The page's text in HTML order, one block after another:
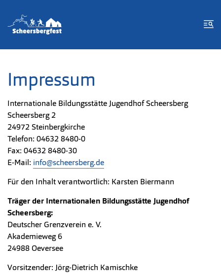
Zum Inhalt springen
Zur Fußzeile springen
Impressum
Internationale Bildungsstätte Jugendhof Scheersberg
Scheersberg 2
24972 Steinbergkirche
Telefon: 04632 8480-0
Fax: 04632 8480-30
E-Mail: info@scheersberg.de
Für den Inhalt verantwortlich: Karsten Biermann
Träger der Internationalen Bildungsstätte Jugendhof
Scheersberg:
Deutscher Grenzverein e. V.
Akademieweg 6
24988 Oeversee
Vorsitzender: Jörg-Dietrich Kamischke